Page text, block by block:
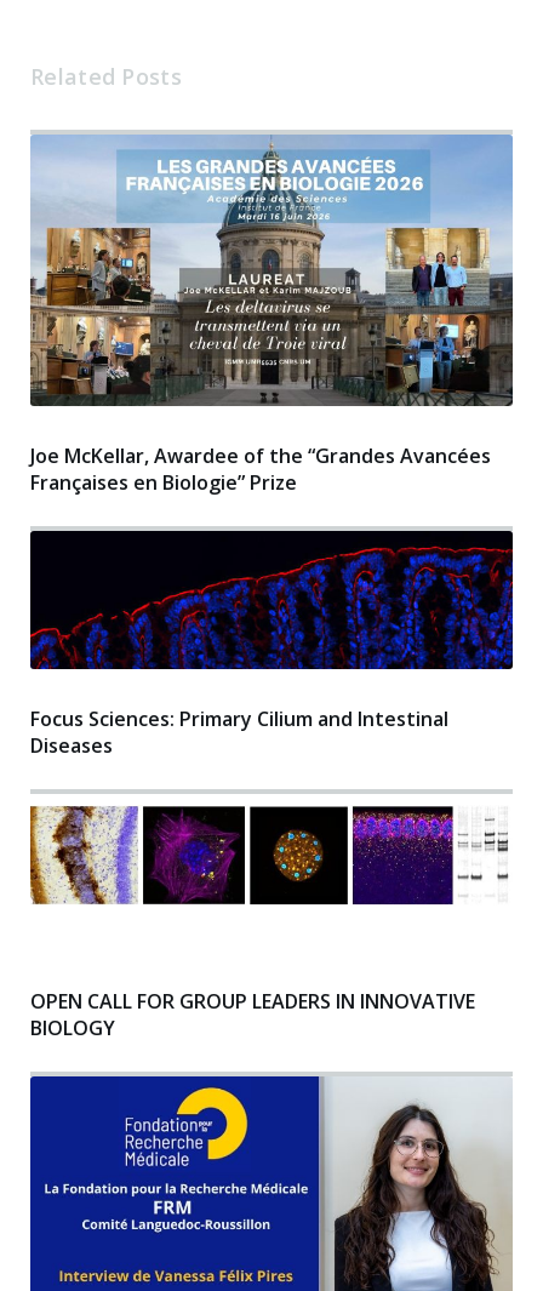
Related Posts
Joe McKellar, Awardee of the “Grandes Avancées
Françaises en Biologie” Prize
Focus Sciences: Primary Cilium and Intestinal
Diseases
OPEN CALL FOR GROUP LEADERS IN INNOVATIVE
BIOLOGY